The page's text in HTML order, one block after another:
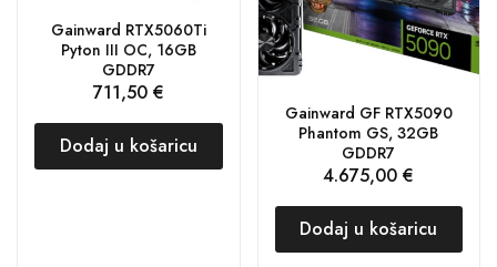
Gainward RTX5060Ti
Pyton III OC, 16GB
GDDR7
711,50 €
Dodaj u košaricu
Gainward GF RTX5090
Phantom GS, 32GB
GDDR7
4.675,00€
Dodaj u košaricu